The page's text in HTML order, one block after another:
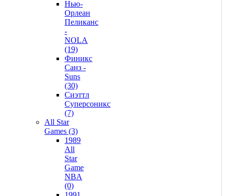
Нью-
Орлеан
Пеликанс
-
NOLA
(19)
Финикс
Санз -
Suns
(30)
Сиэттл
Суперсоникс
(7)
All Star
Games (3)
1989
All
Star
Game
NBA
(0)